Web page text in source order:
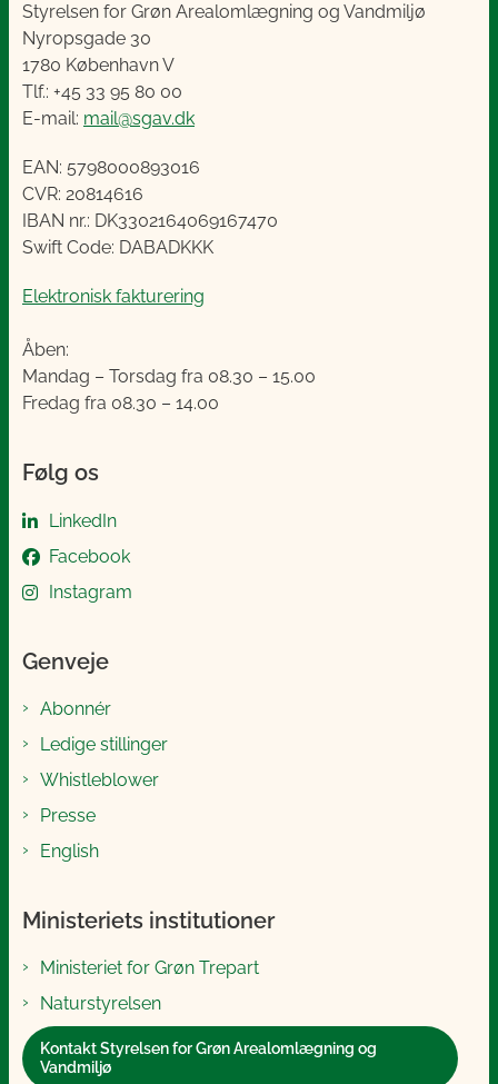
Styrelsen for Grøn Arealomlægning og Vandmiljø
Nyropsgade 30
1780 København V
Tlf.: +45 33 95 80 00
E-mail: mail@sgav.dk
EAN: 5798000893016
CVR: 20814616
IBAN nr.: DK3302164069167470
Swift Code: DABADKKK
Elektronisk fakturering
Åben:
Mandag – Torsdag fra 08.30 – 15.00
Fredag fra 08.30 – 14.00
Følg os
LinkedIn
Facebook
Instagram
Genveje
Abonnér
Ledige stillinger
Whistleblower
Presse
English
Ministeriets institutioner
Ministeriet for Grøn Trepart
Naturstyrelsen
Kontakt Styrelsen for Grøn Arealomlægning og
Vandmiljø